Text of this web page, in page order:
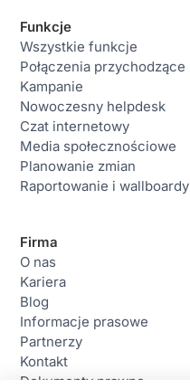
Funkcje
Wszystkie funkcje
Połączenia przychodzące
Kampanie
Nowoczesny helpdesk
Czat internetowy
Media społecznościowe
Planowanie zmian
Raportowanie i wallboardy
Firma
O nas
Kariera
Blog
Informacje prasowe
Partnerzy
Kontakt
Dokumenty prawne